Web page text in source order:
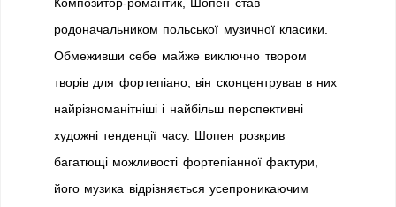
родоначальником польської музичної класики.
Обмеживши себе майже виключно твором
творів для фортепіано, він сконцентрував в них
найрізноманітніші і найбільш перспективні
художні тенденції часу. Шопен розкрив
багатющі можливості фортепіанної фактури,
його музика відрізняється усепроникаючим